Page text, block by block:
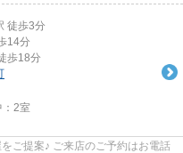
徒歩3分
14分
歩18分
2室
ご提案♪ ご来店のご予約はお電話